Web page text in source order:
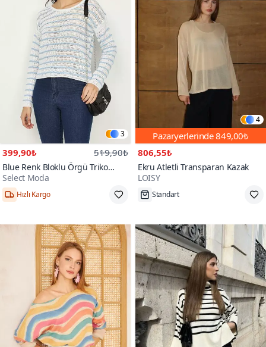
3
399,90₺ 519,90₺
Blue Renk Bloklu Örgü Triko
Kazak
Select Moda
L,XL
4
Pazaryerlerinde849,00₺
806,55₺
Ekru Atletli Transparan Kazak
LOISY
Tükenmek Üzere